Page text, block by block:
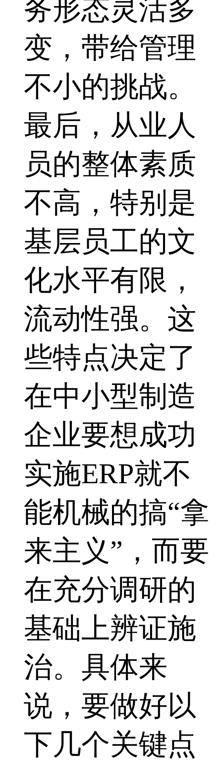
务形态灵活多
变，带给管理
不小的挑战。
最后，从业人
员的整体素质
不高，特别是
基层员工的文
化水平有限，
流动性强。这
些特点决定了
在中小型制造
企业要想成功
实施ERP就不
能机械的搞“拿
来主义”，而要
在充分调研的
基础上辨证施
治。具体来
说，要做好以
下几个关键点